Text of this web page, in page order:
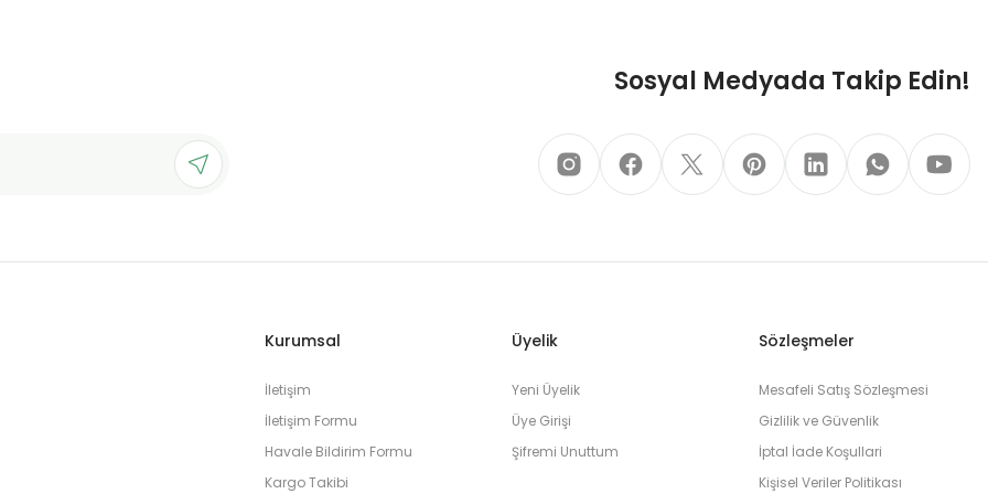
Sosyal Medyada Takip Edin!
Kurumsal
İletişim
İletişim Formu
Havale Bildirim Formu
Kargo Takibi
Üyelik
Yeni Üyelik
Üye Girişi
Şifremi Unuttum
Sözleşmeler
Mesafeli Satış Sözleşmesi
Gizlilik ve Güvenlik
İptal İade Koşullari
Kişisel Veriler Politikası